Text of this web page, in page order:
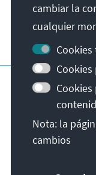
Contacto
Otras ofertas
Pie de
© Konrad-
cambiar la
cualquier
Cookies
Nota: la
cambios